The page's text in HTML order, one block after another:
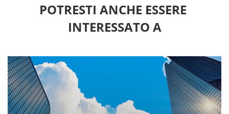
POTRESTI ANCHE ESSERE
INTERESSATO A